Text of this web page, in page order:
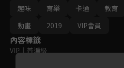
趣味
育樂 卡通 教育
動畫
2019 VIP會員
內容標籤
VIP｜普遍級